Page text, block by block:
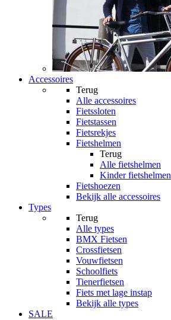
Accessoires
Terug
Alle accessoires
Fietssloten
Fietstassen
Fietsrekjes
Fietshelmen
Terug
Alle fietshelmen
Kinder fietshelmen
Fietshoezen
Bekijk alle accessoires
Types
Terug
Alle types
BMX Fietsen
Crossfietsen
Vouwfietsen
Schoolfiets
Tienerfietsen
Fiets met lage instap
Bekijk alle types
SALE